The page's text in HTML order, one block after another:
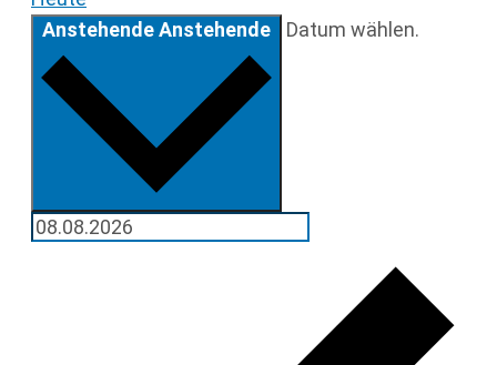
AnstehendeAnstehende Datum wählen.